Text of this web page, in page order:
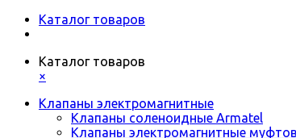
Каталог товаров
Каталог товаров
×
Клапаны электромагнитные
Клапаны соленоидные Armatel
Клапаны электромагнитные